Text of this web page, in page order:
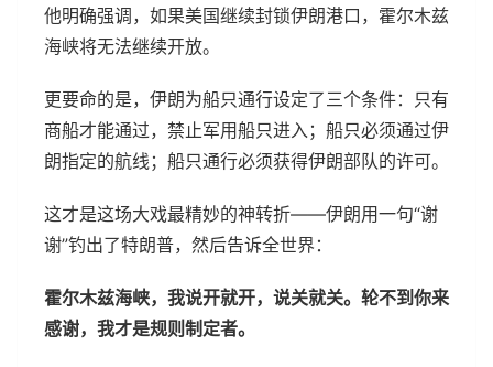
他明确强调，如果美国继续封锁伊朗港口，霍尔木兹
海峡将无法继续开放。
更要命的是，伊朗为船只通行设定了三个条件：只有
商船才能通过，禁止军用船只进入；船只必须通过伊
朗指定的航线；船只通行必须获得伊朗部队的许可。
这才是这场大戏最精妙的神转折——伊朗用一句“谢
谢”钓出了特朗普，然后告诉全世界：
霍尔木兹海峡，我说开就开，说关就关。轮不到你来
感谢，我才是规则制定者。